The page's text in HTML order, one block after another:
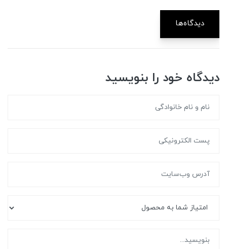
دیدگاه‌ها
دیدگاه خود را بنویسید